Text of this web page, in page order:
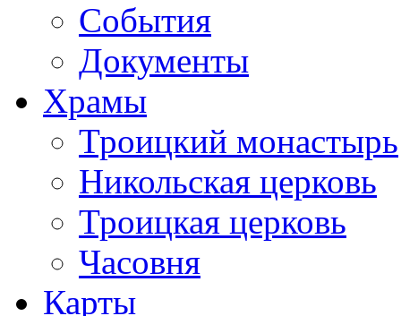
События
Документы
Храмы
Троицкий монастырь
Никольская церковь
Троицкая церковь
Часовня
Карты